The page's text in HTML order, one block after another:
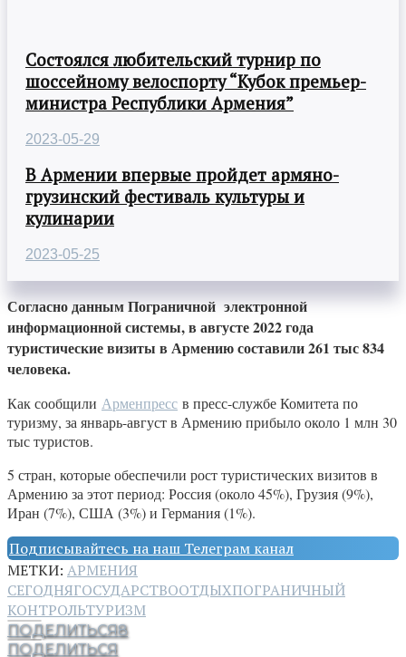
Состоялся любительский турнир по
шоссейному велоспорту “Кубок премьер-
министра Республики Армения”
2023-05-29
В Армении впервые пройдет армяно-
грузинский фестиваль культуры и
кулинарии
2023-05-25
Согласно данным Пограничной электронной
информационной системы, в августе 2022 года
туристические визиты в Армению составили 261 тыс 834
человека.
Как сообщили Арменпресс в пресс-службе Комитета по
туризму, за январь-август в Армению прибыло около 1 млн 30
тыс туристов.
5 стран, которые обеспечили рост туристических визитов в
Армению за этот период: Россия (около 45%), Грузия (9%),
Иран (7%), США (3%) и Германия (1%).
Подписывайтесь на наш Телеграм канал
МЕТКИ: АРМЕНИЯ
СЕГОДНЯГОСУДАРСТВООТДЫХПОГРАНИЧНЫЙ
КОНТРОЛЬТУРИЗМ
ПОДЕЛИТЬСЯ8
ПОДЕЛИТЬСЯ